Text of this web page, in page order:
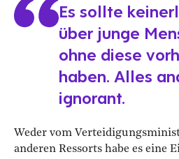
Es sollte
über junge
ohne diese
haben. Alles
ignorant.
Weder vom
anderen Ressorts habe es eine